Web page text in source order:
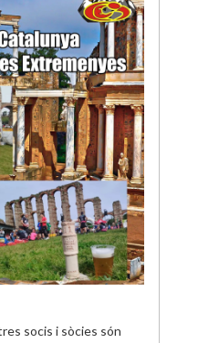
socis i sòcies són